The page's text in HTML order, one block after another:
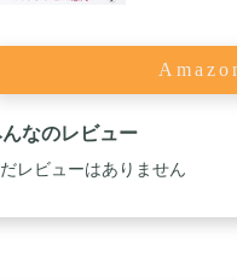
なのレビュー
レビューはありません